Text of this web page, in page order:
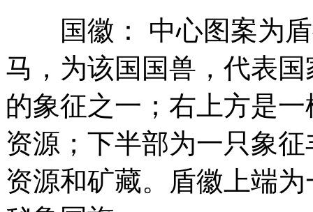
国徽： 中心图案为盾
马，为该国国兽，代表
的象征之一；右上方是
资源；下半部为一只象
资源和矿藏。盾徽上端